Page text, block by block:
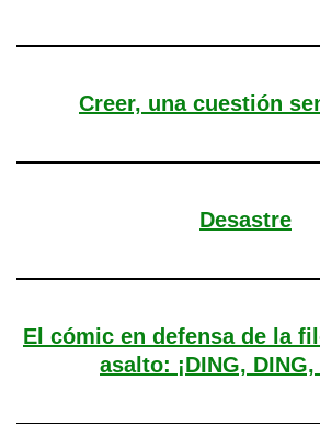
Creer, una cuestión
Desastre
El cómic en defensa de la
asalto: ¡DING,